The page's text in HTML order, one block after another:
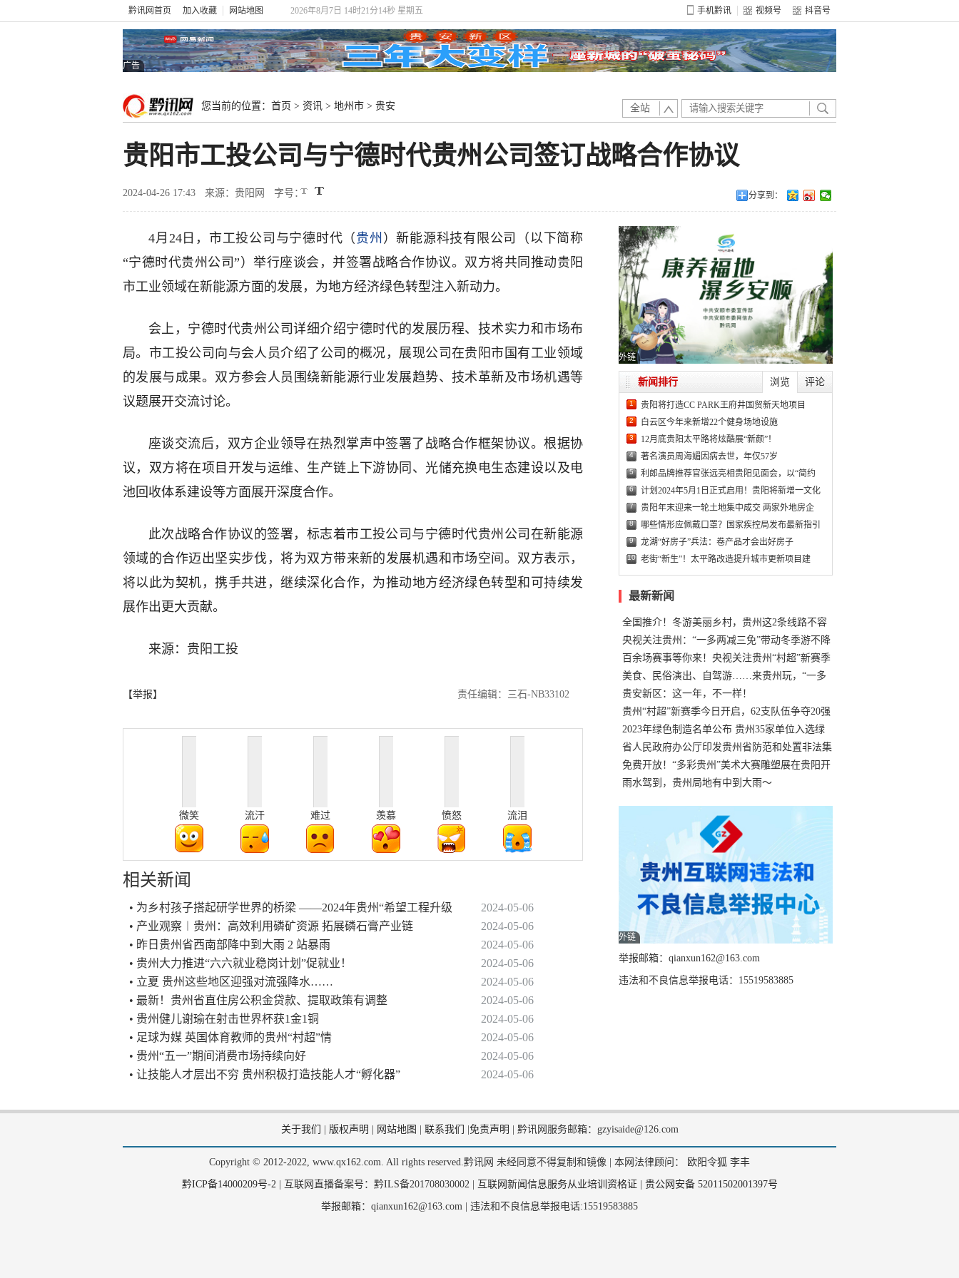
黔讯网首页 加入收藏 网站地图 2026年8月7日 14时21分14秒 星期五 手机黔讯 视频号 抖音号
广告
您当前的位置： 首页 > 资讯 > 地州市 > 贵安 全站
贵阳市工投公司与宁德时代贵州公司签订战略合作协议
2024-04-26 17:43 来源：贵阳网 字号： 分享到：
4月24日，市工投公司与宁德时代（ 贵州 ）新能源科技有限公司（以下简称
“宁德时代贵州公司”）举行座谈会，并签署战略合作协议。双方将共同推动贵阳
市工业领域在新能源方面的发展，为地方经济绿色转型注入新动力。
会上，宁德时代贵州公司详细介绍宁德时代的发展历程、技术实力和市场布
局。市工投公司向与会人员介绍了公司的概况，展现公司在贵阳市国有工业领域
的发展与成果。双方参会人员围绕新能源行业发展趋势、技术革新及市场机遇等
议题展开交流讨论。
座谈交流后，双方企业领导在热烈掌声中签署了战略合作框架协议。根据协
议，双方将在项目开发与运维、生产链上下游协同、光储充换电生态建设以及电
池回收体系建设等方面展开深度合作。
此次战略合作协议的签署，标志着市工投公司与宁德时代贵州公司在新能源
领域的合作迈出坚实步伐，将为双方带来新的发展机遇和市场空间。双方表示，
将以此为契机，携手共进，继续深化合作，为推动地方经济绿色转型和可持续发
展作出更大贡献。
来源：贵阳工投
【举报】 责任编辑：三石-NB33102
微笑 流汗 难过 羡慕 愤怒 流泪
相关新闻
• 为乡村孩子搭起研学世界的桥梁 ——2024年贵州“希望工程升级
2024-05-06
• 产业观察︱贵州：高效利用磷矿资源 拓展磷石膏产业链
2024-05-06
• 昨日贵州省西南部降中到大雨 2 站暴雨
2024-05-06
• 贵州大力推进“六六就业稳岗计划”促就业！
2024-05-06
• 立夏 贵州这些地区迎强对流强降水……
2024-05-06
• 最新！贵州省直住房公积金贷款、提取政策有调整
2024-05-06
• 贵州健儿谢瑜在射击世界杯获1金1铜
2024-05-06
• 足球为媒 英国体育教师的贵州“村超”情
2024-05-06
• 贵州“五一”期间消费市场持续向好
2024-05-06
• 让技能人才层出不穷 贵州积极打造技能人才“孵化器”
2024-05-06
外链
浏览 评论
新闻排行
1 贵阳将打造CC PARK王府井国贸新天地项目
2 白云区今年来新增22个健身场地设施
3 12月底贵阳太平路将炫酷展“新颜”！
4 著名演员周海媚因病去世，年仅57岁
5 利郎品牌推荐官张远亮相贵阳见面会，以“简约
6 计划2024年5月1日正式启用！贵阳将新增一文化
7 贵阳年末迎来一轮土地集中成交 两家外地房企
8 哪些情形应佩戴口罩？国家疾控局发布最新指引
9 龙湖“好房子”兵法：卷产品才会出好房子
10 老街“新生”！太平路改造提升城市更新项目建
最新新闻
全国推介！冬游美丽乡村，贵州这2条线路不容
错过
央视关注贵州：“一多两减三免”带动冬季游不降
温
百余场赛事等你来！央视关注贵州“村超”新赛季
正式“打响”
美食、民俗演出、自驾游……来贵州玩，“一多
两减三免”！
贵安新区：这一年，不一样！
贵州“村超”新赛季今日开启，62支队伍争夺20强
名额
2023年绿色制造名单公布 贵州35家单位入选绿
色工厂
省人民政府办公厅印发贵州省防范和处置非法集
资工作实施细则
免费开放！“多彩贵州”美术大赛雕塑展在贵阳开
展，持续至1月19日
雨水驾到，贵州局地有中到大雨～
外链
举报邮箱：qianxun162@163.com
违法和不良信息举报电话：15519583885
关于我们 版权声明 网站地图 联系我们 免责声明 黔讯网服务邮箱：gzyisaide@126.com
Copyright © 2012-2022, www.qx162.com. All rights reserved.黔讯网 未经同意不得复制和镜像 | 本网法律顾问： 欧阳令狐 李丰
黔ICP备14000209号-2| 互联网直播备案号：黔ILS备201708030002 | 互联网新闻信息服务从业培训资格证 贵公网安备 52011502001397号
举报邮箱：qianxun162@163.com | 违法和不良信息举报电话:15519583885